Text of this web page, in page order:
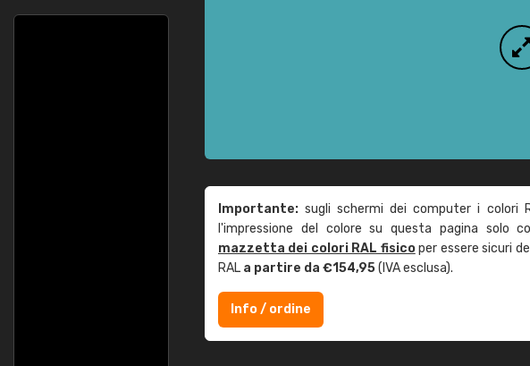
Importante: sugli schermi dei computer i colori
l'impressione del colore su questa pagina solo
mazzetta dei colori RAL fisicoper essere sicuri
RAL a partire da €154,95(IVA esclusa).
Info / ordine